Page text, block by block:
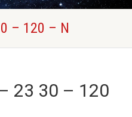
– 120 – N
23 30 – 120